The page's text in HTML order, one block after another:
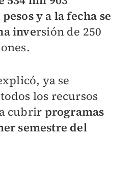
y a la fecha se
inversión de 250
ya se
los recursos
cubrir programas
semestre del